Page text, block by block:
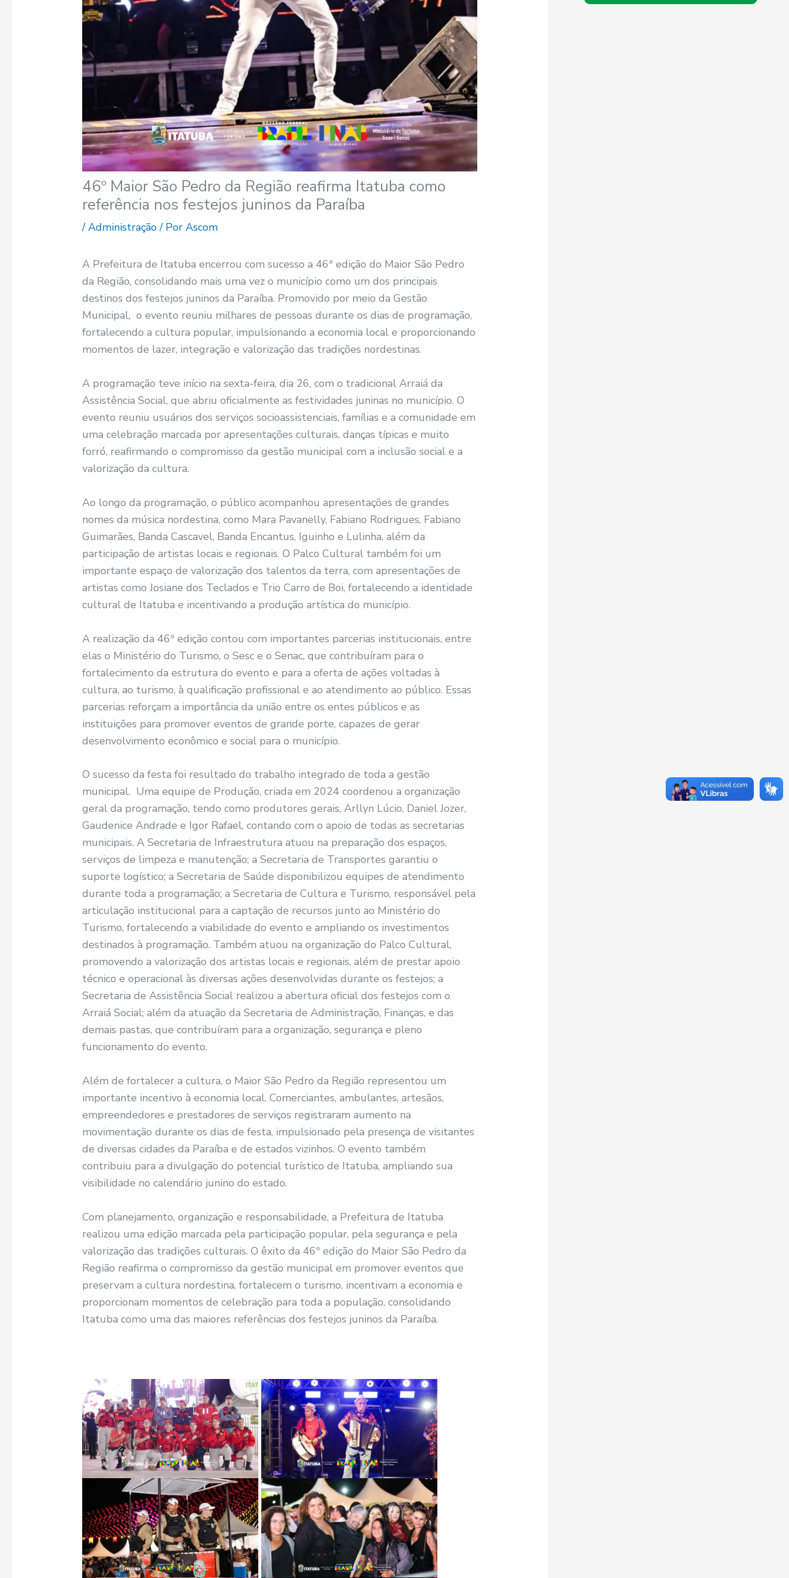
46º Maior São Pedro da Região reafirma Itatuba como
referência nos festejos juninos da Paraíba
/Administração/ PorAscom
A Prefeitura de Itatuba encerrou com sucesso a 46ª edição do Maior São Pedro
da Região, consolidando mais uma vez o município como um dos principais
destinos dos festejos juninos da Paraíba. Promovido por meio da Gestão
Municipal, o evento reuniu milhares de pessoas durante os dias de programação,
fortalecendo a cultura popular, impulsionando a economia local e proporcionando
momentos de lazer, integração e valorização das tradições nordestinas.
A programação teve início na sexta-feira, dia 26, com o tradicional Arraiá da
Assistência Social, que abriu oficialmente as festividades juninas no município. O
evento reuniu usuários dos serviços socioassistenciais, famílias e a comunidade em
uma celebração marcada por apresentações culturais, danças típicas e muito
forró, reafirmando o compromisso da gestão municipal com a inclusão social e a
valorização da cultura.
Ao longo da programação, o público acompanhou apresentações de grandes
nomes da música nordestina, como Mara Pavanelly, Fabiano Rodrigues, Fabiano
Guimarães, Banda Cascavel, Banda Encantus, Iguinho e Lulinha, além da
participação de artistas locais e regionais. O Palco Cultural também foi um
importante espaço de valorização dos talentos da terra, com apresentações de
artistas como Josiane dos Teclados e Trio Carro de Boi, fortalecendo a identidade
cultural de Itatuba e incentivando a produção artística do município.
A realização da 46ª edição contou com importantes parcerias institucionais, entre
elas o Ministério do Turismo, o Sesc e o Senac, que contribuíram para o
fortalecimento da estrutura do evento e para a oferta de ações voltadas à
cultura, ao turismo, à qualificação profissional e ao atendimento ao público. Essas
parcerias reforçam a importância da união entre os entes públicos e as
instituições para promover eventos de grande porte, capazes de gerar
desenvolvimento econômico e social para o município.
O sucesso da festa foi resultado do trabalho integrado de toda a gestão
municipal. Uma equipe de Produção, criada em 2024 coordenou a organização
geral da programação, tendo como produtores gerais, Arllyn Lúcio, Daniel Jozer,
Gaudenice Andrade e Igor Rafael, contando com o apoio de todas as secretarias
municipais. A Secretaria de Infraestrutura atuou na preparação dos espaços,
serviços de limpeza e manutenção; a Secretaria de Transportes garantiu o
suporte logístico; a Secretaria de Saúde disponibilizou equipes de atendimento
durante toda a programação; a Secretaria de Cultura e Turismo, responsável pela
articulação institucional para a captação de recursos junto ao Ministério do
Turismo, fortalecendo a viabilidade do evento e ampliando os investimentos
destinados à programação. Também atuou na organização do Palco Cultural,
promovendo a valorização dos artistas locais e regionais, além de prestar apoio
técnico e operacional às diversas ações desenvolvidas durante os festejos; a
Secretaria de Assistência Social realizou a abertura oficial dos festejos com o
Arraiá Social; além da atuação da Secretaria de Administração, Finanças, e das
demais pastas, que contribuíram para a organização, segurança e pleno
funcionamento do evento.
Além de fortalecer a cultura, o Maior São Pedro da Região representou um
importante incentivo à economia local. Comerciantes, ambulantes, artesãos,
empreendedores e prestadores de serviços registraram aumento na
movimentação durante os dias de festa, impulsionado pela presença de visitantes
de diversas cidades da Paraíba e de estados vizinhos. O evento também
contribuiu para a divulgação do potencial turístico de Itatuba, ampliando sua
visibilidade no calendário junino do estado.
Com planejamento, organização e responsabilidade, a Prefeitura de Itatuba
realizou uma edição marcada pela participação popular, pela segurança e pela
valorização das tradições culturais. O êxito da 46ª edição do Maior São Pedro da
Região reafirma o compromisso da gestão municipal em promover eventos que
preservam a cultura nordestina, fortalecem o turismo, incentivam a economia e
proporcionam momentos de celebração para toda a população, consolidando
Itatuba como uma das maiores referências dos festejos juninos da Paraíba.